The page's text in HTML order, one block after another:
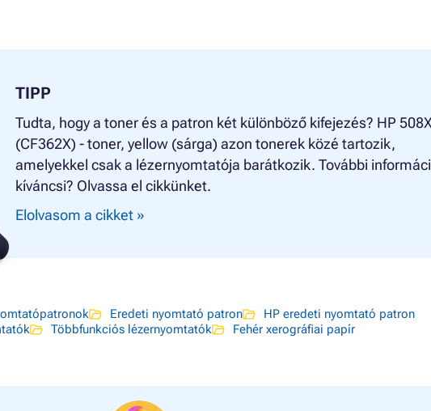
TIPP
Tudta, hogy a toner és a patron két különböző kifejezés? HP 508X
(CF362X) - toner, yellow (sárga) azon tonerek közé tartozik,
amelyekkel csak a lézernyomtatója barátkozik. További
kíváncsi? Olvassa el cikkünket.
Elolvasom a cikket »
Eredeti nyomtató patron
HP eredeti nyomtató patron
Többfunkciós lézernyomtatók Fehér xerográfiai papír